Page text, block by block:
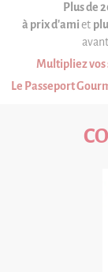
Plus de
à prix d'amiet
Multipliez vos
Le Passeport